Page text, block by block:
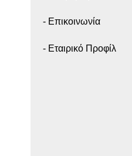
- Επικοινωνία
- Εταιρικό Προφίλ